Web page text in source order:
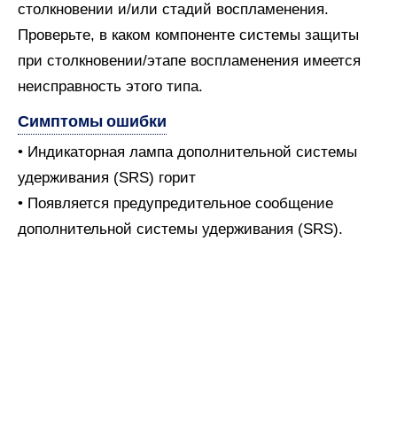
столкновении и/или стадий воспламенения.
Проверьте, в каком компоненте системы защиты
при столкновении/этапе воспламенения имеется
неисправность этого типа.
Симптомы ошибки
• Индикаторная лампа дополнительной системы
удерживания (SRS) горит
• Появляется предупредительное сообщение
дополнительной системы удерживания (SRS).